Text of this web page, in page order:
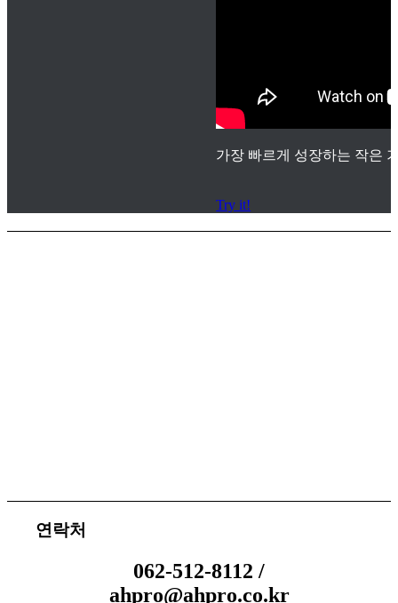
가장 빠르게 성장하는 작은
Try it!
연락처
062-512-8112 /
ahpro@ahpro.co.kr